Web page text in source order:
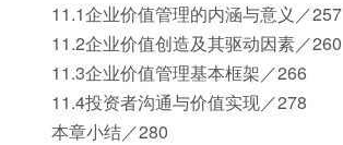
11.1企业价值管理的内涵与意义／257
11.2企业价值创造及其驱动因素／260
11.3企业价值管理基本框架／266
11.4投资者沟通与价值实现／278
本章小结／280